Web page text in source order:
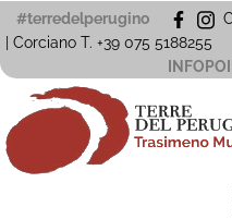
Vai
al
#terredelperugino
| Corciano T. +39 075 5188255